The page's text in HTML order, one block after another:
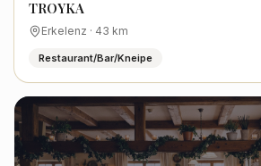
TROYKA
Erkelenz · 43 km
Restaurant/Bar/Kneipe